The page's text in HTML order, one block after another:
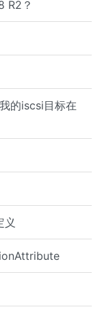
R2？
的iscsi目标在
义